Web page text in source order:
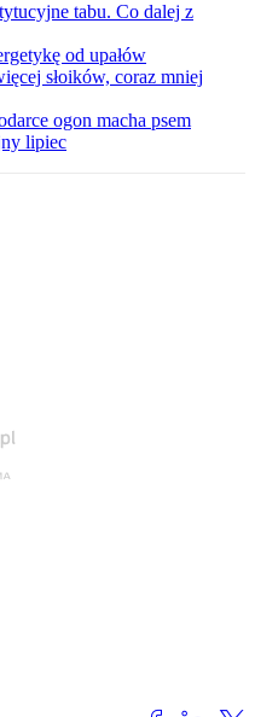
tabu. Co dalej z
od upałów
słoików, coraz mniej
ogon macha psem
lipiec